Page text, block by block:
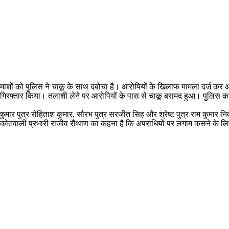
को पुलिस ने चाकू के साथ दबोचा है। आरोपियों के खिलाफ मामला दर्ज कर
किया। तलाशी लेने पर आरोपियों के पास से चाकू बरामद हुआ। पुलिस
कुमार पुत्र रोहिताश कुमार, सौरभ पुत्र सरजीत सिह और श्रेष्ट पुत्र राम
प्रभारी राजीव रौथाण का कहना है कि अपराधियों पर लगाम कसने के